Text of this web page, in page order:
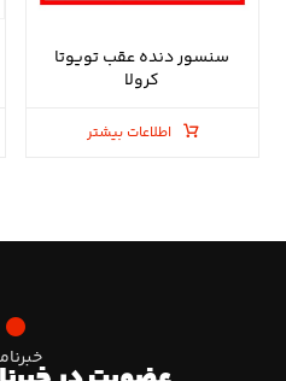
سنسور دنده عقب تویوتا
کرولا
اطلاعات بیشتر